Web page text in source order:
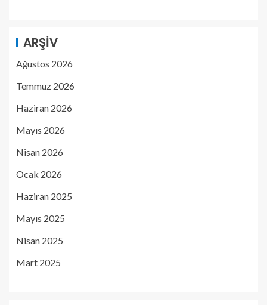
ARŞIV
Ağustos 2026
Temmuz 2026
Haziran 2026
Mayıs 2026
Nisan 2026
Ocak 2026
Haziran 2025
Mayıs 2025
Nisan 2025
Mart 2025